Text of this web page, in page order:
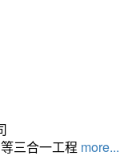
三合一工程 more...